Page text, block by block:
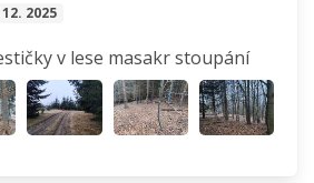
2025
v lese masakr stoupání